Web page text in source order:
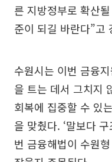
른 지방정부로 확산
준이 되길 바란다”고
수원시는 이번 금융
을 트는 데서 그치지
회복에 집중할 수 있
을 맞췄다. ‘말보다
번 금융해법이 수원